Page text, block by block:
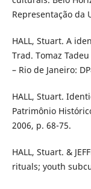
Representação da
HALL, Stuart. A
Trad. Tomaz
– Rio de Janeiro:
HALL, Stuart.
Patrimônio
2006, p. 68-75.
HALL, Stuart. &
rituals; youth